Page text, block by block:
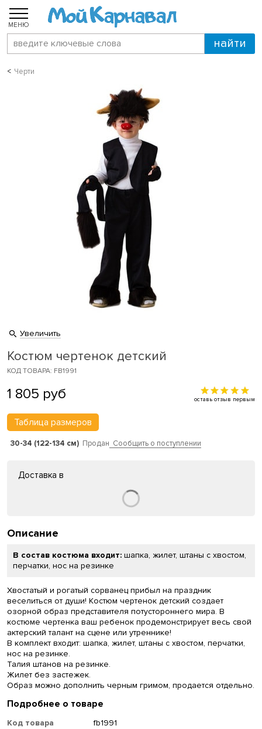
МЕНЮ
Черти
Увеличить
Костюм чертенок детский
КОД ТОВАРА: FB1991
1 805 руб оставь отзыв первым
Таблица размеров
30-34 (122-134 см) Продан Сообщить о поступлении
Доставка в
Описание
В состав костюма входит: шапка, жилет, штаны с хвостом,
перчатки, нос на резинке
Хвостатый и рогатый сорванец прибыл на праздник
веселиться от души! Костюм чертенок детский создает
озорной образ представителя потустороннего мира. В
костюме чертенка ваш ребенок продемонстрирует весь свой
актерский талант на сцене или утреннике!
В комплект входит: шапка, жилет, штаны с хвостом, перчатки,
нос на резинке.
Талия штанов на резинке.
Жилет без застежек.
Образ можно дополнить черным гримом, продается отдельно.
Подробнее о товаре
Код товара
fb1991